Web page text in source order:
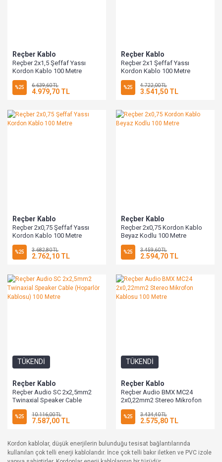
Reçber Kablo
Reçber 2x1,5 Şeffaf Yassı
Kordon Kablo 100 Metre
%25 6.639,60 TL
4.979,70 TL
Reçber Kablo
Reçber 2x1 Şeffaf Yassı
Kordon Kablo 100 Metre
%25 4.722,00 TL
3.541,50 TL
Reçber Kablo
Reçber 2x0,75 Şeffaf Yassı
Kordon Kablo 100 Metre
%25 3.682,80 TL
2.762,10 TL
Reçber Kablo
Reçber 2x0,75 Kordon Kablo
Beyaz Kodlu 100 Metre
%25 3.459,60 TL
2.594,70 TL
TÜKENDİ
Reçber Kablo
Reçber Audio SC 2x2,5mm2
Twinaxial Speaker Cable
(Hoparlör Kablosu) 100 Metre
%25 10.116,00 TL
7.587,00 TL
TÜKENDİ
Reçber Kablo
Reçber Audio BMX MC24
2x0,22mm2 Stereo Mikrofon
Kablosu 100 Metre
%25 3.434,40 TL
2.575,80 TL
Kordon kablolar, düşük enerjilerin bulunduğu tesisat bağlantılarında
kullanılan çok telli enerji kablolarıdır. İnce çok telli bakır iletken ve PVC izole